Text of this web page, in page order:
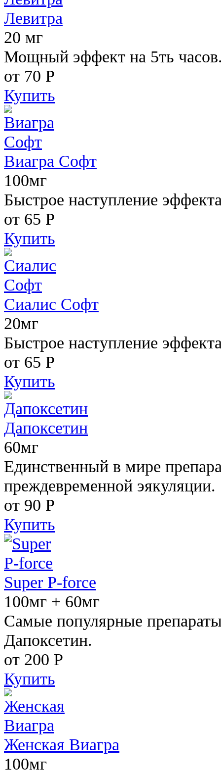
Левитра
20 мг
Мощный эффект на 5ть
от 70 Р
Купить
Виагра Софт
100мг
Быстрое наступление
от 65 Р
Купить
Сиалис Софт
20мг
Быстрое наступление
от 65 Р
Купить
Дапоксетин
60мг
Единственный в мире
преждевременной эякуляции.
от 90 Р
Купить
Super P-force
100мг + 60мг
Самые популярные
Дапоксетин.
от 200 Р
Купить
Женская Виагра
100мг